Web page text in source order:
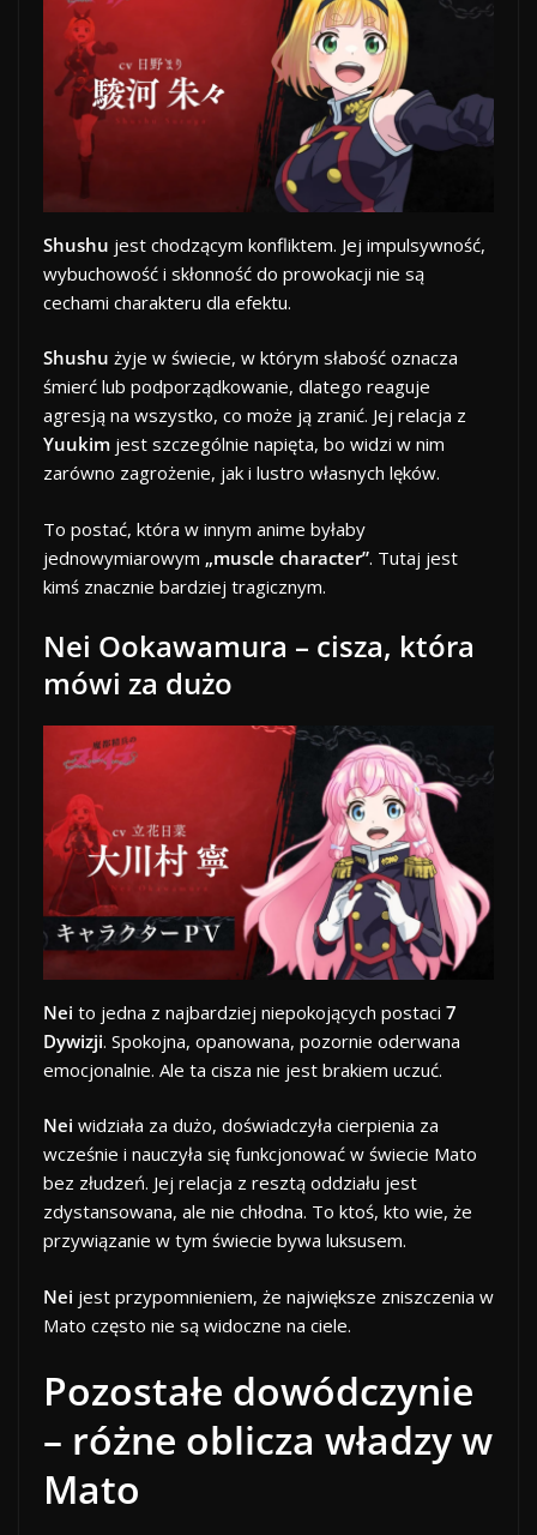
Shushu jest chodzącym konfliktem. Jej impulsywność,
wybuchowość i skłonność do prowokacji nie są
cechami charakteru dla efektu.
Shushu żyje w świecie, w którym słabość oznacza
śmierć lub podporządkowanie, dlatego reaguje
agresją na wszystko, co może ją zranić. Jej relacja z
Yuukim jest szczególnie napięta, bo widzi w nim
zarówno zagrożenie, jak i lustro własnych lęków.
To postać, która w innym anime byłaby
jednowymiarowym „muscle character”. Tutaj jest
kimś znacznie bardziej tragicznym.
Nei Ookawamura – cisza, która
mówi za dużo
Nei to jedna z najbardziej niepokojących postaci 7
Dywizji. Spokojna, opanowana, pozornie oderwana
emocjonalnie. Ale ta cisza nie jest brakiem uczuć.
Nei widziała za dużo, doświadczyła cierpienia za
wcześnie i nauczyła się funkcjonować w świecie Mato
bez złudzeń. Jej relacja z resztą oddziału jest
zdystansowana, ale nie chłodna. To ktoś, kto wie, że
przywiązanie w tym świecie bywa luksusem.
Nei jest przypomnieniem, że największe zniszczenia w
Mato często nie są widoczne na ciele.
Pozostałe dowódczynie
– różne oblicza władzy w
Mato